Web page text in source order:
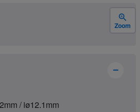
zoom_in
Zoom
/ iø12.1mm